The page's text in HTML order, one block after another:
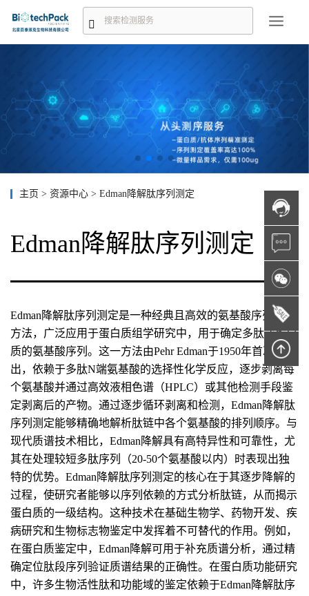
主页 > 资源中心 > Edman降解肽序列测定
Edman降解肽序列测定
Edman降解肽序列测定是一种经典且高效的氨基酸序列分析
方法，广泛应用于蛋白质组学研究中，用于确定多肽或蛋白
质的氨基酸序列。这一方法由Pehr Edman于1950年首次提
出，依赖于多肽N端氨基酸的选择性化学反应，逐步剥离每
个氨基酸并通过高效液相色谱（HPLC）或其他检测手段鉴
定剥离后的产物。通过逐步循环剥离和检测，Edman降解肽
序列测定能够精确地解析肽链中各个氨基酸的排列顺序。与
现代质谱技术相比，Edman降解具有高特异性和可靠性，尤
其在处理较短多肽序列（20-50个氨基酸以内）时表现出独
特的优势。Edman降解肽序列测定的核心在于其逐步降解的
过程，使研究者能够以序列依赖的方式分析肽链，从而揭示
蛋白质的一级结构。这种技术在基础生物学、药物开发、疾
病研究和生物标志物鉴定中发挥着不可替代的作用。例如，
在蛋白质鉴定中，Edman降解可用于补充质谱分析，通过精
确定位肽段序列验证质谱结果的正确性。在蛋白质功能研究
中，许多生物活性肽和功能域的鉴定依赖于Edman降解肽序